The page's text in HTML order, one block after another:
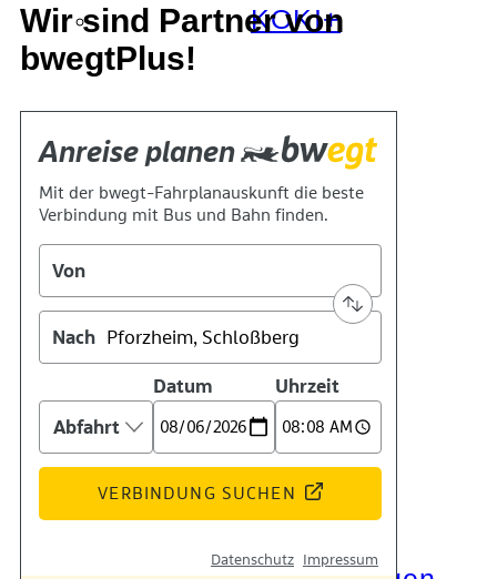
KOKI+
Kontakt
Kino
Das Team
Wir sind Partner von
bwegtPlus!